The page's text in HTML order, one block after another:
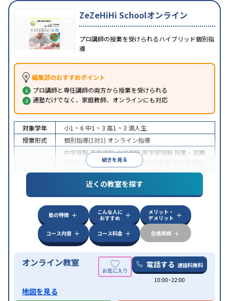
ZeZeHiHi Schoolオンライン
プロ講師の授業を受けられるハイブリッド個別指
導
編集部のおすすめポイント
プロ講師と専任講師の両方から授業を受けられる
通塾だけでなく、家庭教師、オンラインにも対応
続きを見る
対象学年 小1 ~ 6 中1 ~ 3 高1 ~ 3 浪人生
授業形式
個別指導(1対1) オンライン指導
中学受験高校受験大学受験 医学部受験 授業・定期
テスト対策
内申点対策 学習習慣の定着
(旧AO)対策推薦入試対策学校別特化対策国公立大
私大対策共通テスト対策
英語・英会話特化
特徴
中高一貫校生に対応授業の振替可能 不登校生に対
オンライン対応 1科目から受講可能季節講習の
みの受講可
自習室あり
近くの教室を探す
塾の特徴
こんな人に
おすすめ
メリット・
デメリット
コース内容
コース料金 合格実績
オンライン教室 電話する 通話料無料
10:00~22:00
地図を見る